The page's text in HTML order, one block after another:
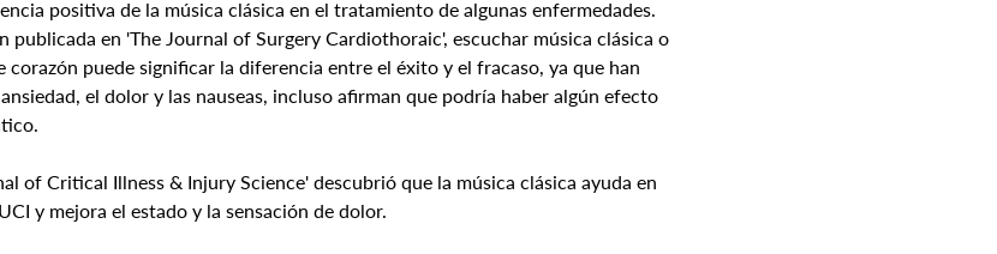
positiva de la música clásica en el tratamiento de algunas enfermedades.
publicada en 'The Journal of Surgery Cardiothoraic', escuchar música clásica o
puede significar la diferencia entre el éxito y el fracaso, ya que han
el dolor y las nauseas, incluso afirman que podría haber algún efecto
of Critical Illness & Injury Science' descubrió que la música clásica ayuda en
y mejora el estado y la sensación de dolor.